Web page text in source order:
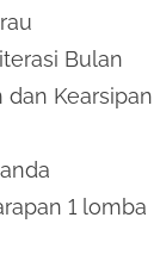
Bulan
Kearsipan
1 lomba